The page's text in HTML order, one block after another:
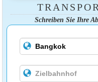
Schreiben Sie Ihre